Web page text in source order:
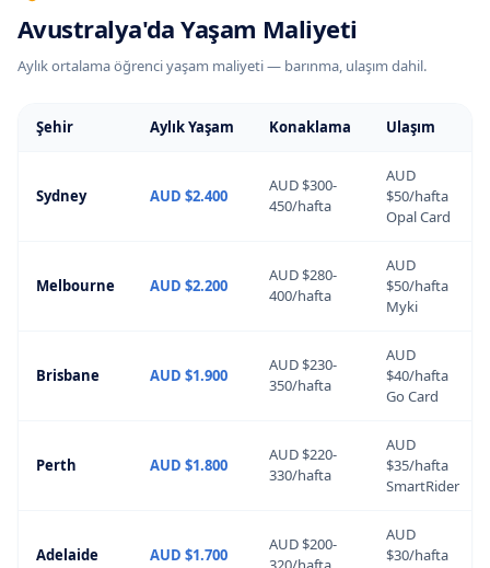
Avustralya'da Yaşam Maliyeti
Aylık ortalama öğrenci yaşam maliyeti — barınma, ulaşım dahil.
Şehir Aylık Yaşam Konaklama Ulaşım
Sydney AUD $2.400
AUD $300-
450/hafta
AUD
$50/hafta
Opal Card
Melbourne AUD $2.200
AUD $280-
400/hafta
AUD
$50/hafta
Myki
Brisbane AUD $1.900
AUD $230-
350/hafta
AUD
$40/hafta
Go Card
Perth AUD $1.800
AUD $220-
330/hafta
AUD
$35/hafta
SmartRider
Adelaide AUD $1.700
AUD $200-
AUD
$30/hafta